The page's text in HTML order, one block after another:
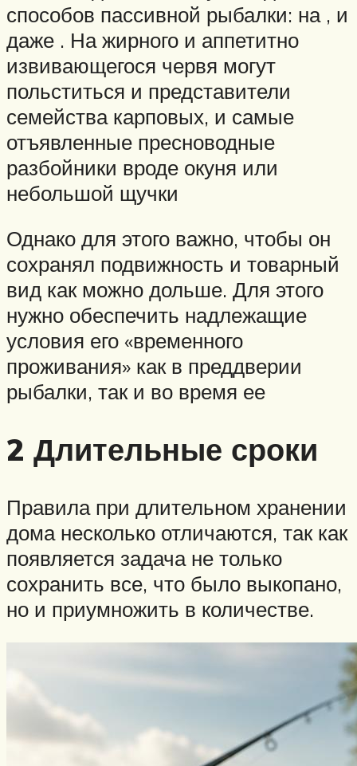
способов пассивной рыбалки: на , и
даже . На жирного и аппетитно
извивающегося червя могут
польститься и представители
семейства карповых, и самые
отъявленные пресноводные
разбойники вроде окуня или
небольшой щучки
Однако для этого важно, чтобы он
сохранял подвижность и товарный
вид как можно дольше. Для этого
нужно обеспечить надлежащие
условия его «временного
проживания» как в преддверии
рыбалки, так и во время ее
2 Длительные сроки
Правила при длительном хранении
дома несколько отличаются, так как
появляется задача не только
сохранить все, что было выкопано,
но и приумножить в количестве.